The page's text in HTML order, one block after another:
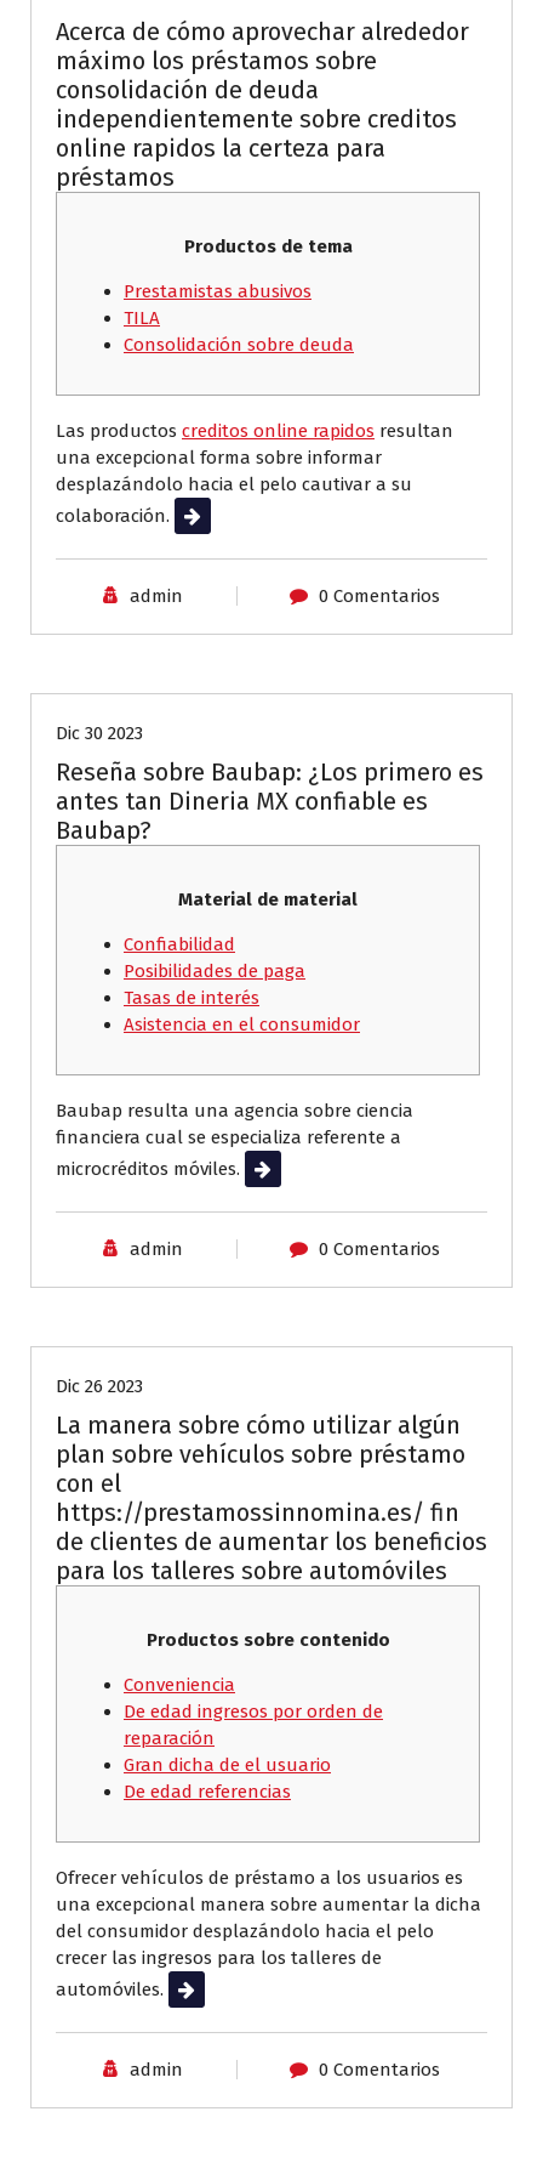
Acerca de cómo aprovechar alrededor
máximo los préstamos sobre
consolidación de deuda
independientemente sobre creditos
online rapidos la certeza para
préstamos
Productos de tema
Prestamistas abusivos
TILA
Consolidación sobre deuda
Las productos creditos online rapidos resultan
una excepcional forma sobre informar
desplazándolo hacia el pelo cautivar a su
colaboración.
Leer más
admin 0 Comentarios
Dic 30 2023
Reseña sobre Baubap: ¿Los primero es
antes tan Dineria MX confiable es
Baubap?
Material de material
Confiabilidad
Posibilidades de paga
Tasas de interés
Asistencia en el consumidor
Baubap resulta una agencia sobre ciencia
financiera cual se especializa referente a
microcréditos móviles.
Leer más
admin 0 Comentarios
Dic 26 2023
La manera sobre cómo utilizar algún
plan sobre vehículos sobre préstamo
con el
https://prestamossinnomina.es/ fin
de clientes de aumentar los beneficios
para los talleres sobre automóviles
Productos sobre contenido
Conveniencia
De edad ingresos por orden de
reparación
Gran dicha de el usuario
De edad referencias
Ofrecer vehículos de préstamo a los usuarios es
una excepcional manera sobre aumentar la dicha
del consumidor desplazándolo hacia el pelo
crecer las ingresos para los talleres de
automóviles.
Leer más
admin 0 Comentarios